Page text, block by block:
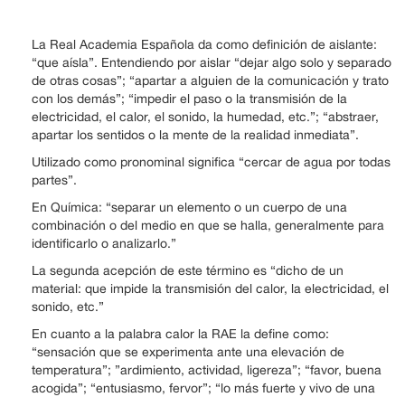
La Real Academia Española da como definición de aislante:
“que aísla”. Entendiendo por aislar “dejar algo solo y separado
de otras cosas”; “apartar a alguien de la comunicación y trato
con los demás”; “impedir el paso o la transmisión de la
electricidad, el calor, el sonido, la humedad, etc.”; “abstraer,
apartar los sentidos o la mente de la realidad inmediata”.
Utilizado como pronominal significa “cercar de agua por todas
partes”.
En Química: “separar un elemento o un cuerpo de una
combinación o del medio en que se halla, generalmente para
identificarlo o analizarlo.”
La segunda acepción de este término es “dicho de un
material: que impide la transmisión del calor, la electricidad, el
sonido, etc.”
En cuanto a la palabra calor la RAE la define como:
“sensación que se experimenta ante una elevación de
temperatura”; ”ardimiento, actividad, ligereza”; “favor, buena
acogida”; “entusiasmo, fervor”; “lo más fuerte y vivo de una